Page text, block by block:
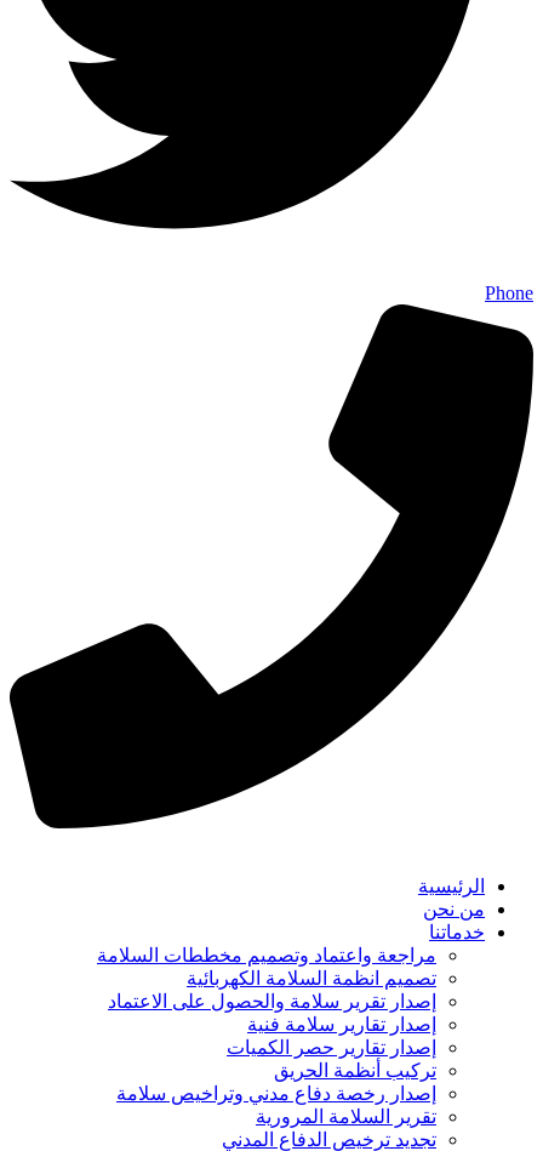
Phone
الرئيسية
من نحن
خدماتنا
مراجعة واعتماد وتصميم مخططات السلامة
تصميم انظمة السلامة الكهربائية
إصدار تقرير سلامة والحصول على الاعتماد
إصدار تقارير سلامة فنية
إصدار تقارير حصر الكميات
تركيب أنظمة الحريق
إصدار رخصة دفاع مدني وتراخيص سلامة
تقرير السلامة المرورية
تجديد ترخيص الدفاع المدني